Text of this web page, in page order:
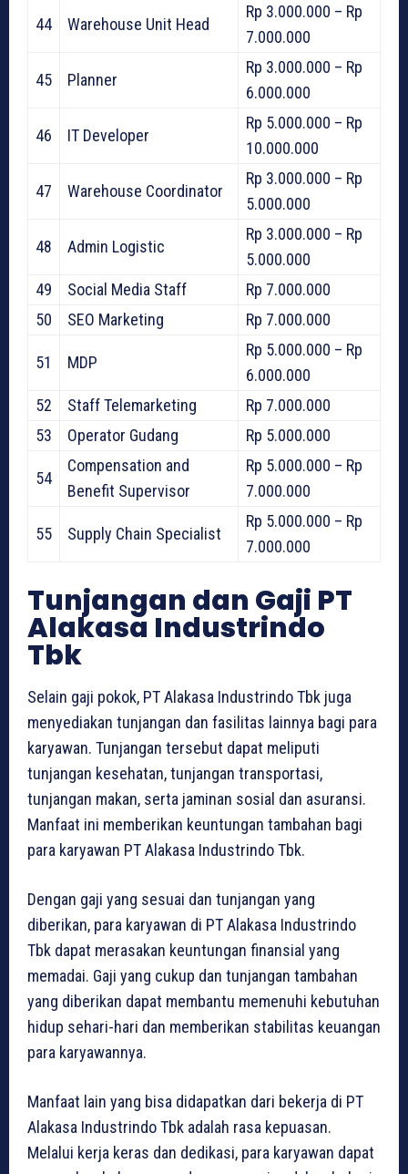
44 Warehouse Unit Head
Rp 3.000.000 – Rp
7.000.000
45 Planner
Rp 3.000.000 – Rp
6.000.000
46 IT Developer
Rp 5.000.000 – Rp
10.000.000
47 Warehouse Coordinator
Rp 3.000.000 – Rp
5.000.000
48 Admin Logistic
Rp 3.000.000 – Rp
5.000.000
49
Social Media Staff
Rp 7.000.000
50
SEO Marketing Rp 7.000.000
51 MDP
Rp 5.000.000 – Rp
6.000.000
52
Staff Telemarketing
Rp 7.000.000
53
Operator Gudang Rp 5.000.000
54
Compensation and
Benefit Supervisor
Rp 5.000.000 – Rp
7.000.000
55 Supply Chain Specialist
Rp 5.000.000 – Rp
7.000.000
Tunjangan dan Gaji PT
Alakasa Industrindo
Tbk
Selain gaji pokok, PT Alakasa Industrindo Tbk juga
menyediakan tunjangan dan fasilitas lainnya bagi para
karyawan. Tunjangan tersebut dapat meliputi
tunjangan kesehatan, tunjangan transportasi,
tunjangan makan, serta jaminan sosial dan asuransi.
Manfaat ini memberikan keuntungan tambahan bagi
para karyawan PT Alakasa Industrindo Tbk.
Dengan gaji yang sesuai dan tunjangan yang
diberikan, para karyawan di PT Alakasa Industrindo
Tbk dapat merasakan keuntungan finansial yang
memadai. Gaji yang cukup dan tunjangan tambahan
yang diberikan dapat membantu memenuhi kebutuhan
hidup sehari-hari dan memberikan stabilitas keuangan
para karyawannya.
Manfaat lain yang bisa didapatkan dari bekerja di PT
Alakasa Industrindo Tbk adalah rasa kepuasan.
Melalui kerja keras dan dedikasi, para karyawan dapat